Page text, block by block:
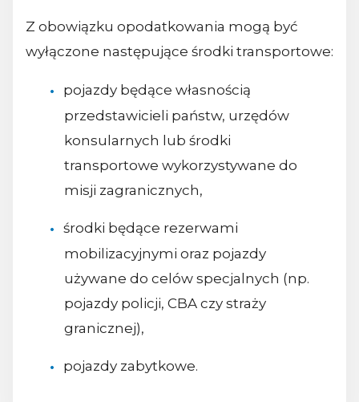
Z obowiązku opodatkowania mogą być
wyłączone następujące środki transportowe:
pojazdy będące własnością
przedstawicieli państw, urzędów
konsularnych lub środki
transportowe wykorzystywane do
misji zagranicznych,
środki będące rezerwami
mobilizacyjnymi oraz pojazdy
używane do celów specjalnych (np.
pojazdy policji, CBA czy straży
granicznej),
pojazdy zabytkowe.